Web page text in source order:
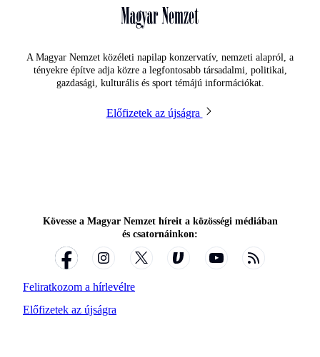
A Magyar Nemzet közéleti napilap konzervatív, nemzeti alapról, a
tényekre építve adja közre a legfontosabb társadalmi, politikai,
gazdasági, kulturális és sport témájú információkat.
Előfizetek az újságra
Feliratkozom a hírlevélre
Kövesse a Magyar Nemzet híreit a közösségi médiában
és csatornáinkon:
Előfizetek az újságra